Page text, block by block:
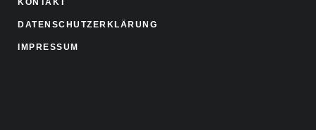
KONTAKT
DATENSCHUTZERKLÄRUNG
IMPRESSUM